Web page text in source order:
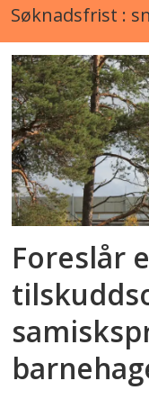
Søknadsfrist :
Foreslår